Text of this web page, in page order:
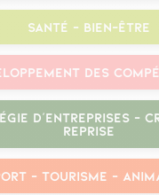
Santé – Bien-être
des
d’entreprises –
Reprise
– Tourisme –